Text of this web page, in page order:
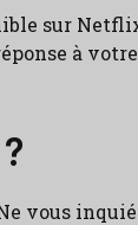
sur
à
vous